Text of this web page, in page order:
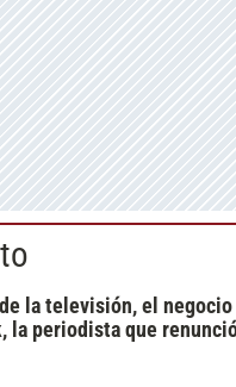
la televisión, el
la periodista que